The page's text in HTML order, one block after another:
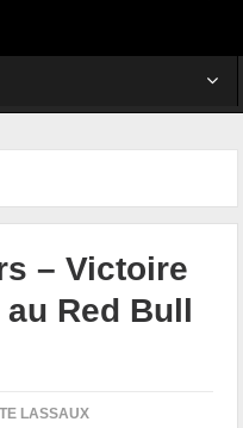
– Victoire
Red Bull
LASSAUX